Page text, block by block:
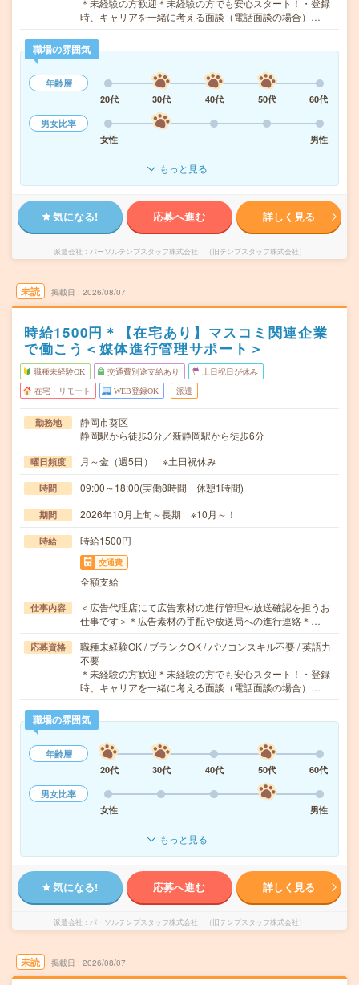
＊未経験の方歓迎＊未経験の方でも安心スタート！・登録
時、キャリアを一緒に考える面談（電話面談の場合）…
職場の雰囲気
年齢層
20代
30代 40代 50代
60代
男女比率
女性
男性
もっと見る
気になる! 応募へ進む 詳しく見る
派遣会社 パーソルテンプスタッフ株式会社 （旧テンプスタッフ株式会社）
未読 掲載日 2026/08/07
時給1500円＊【在宅あり】マスコミ関連企業
で働こう＜媒体進行管理サポート＞
職種未経験OK 交通費別途支給あり 土日祝日が休み
在宅・リモート WEB登録OK 派遣
勤務地
静岡市葵区
静岡駅から徒歩3分／新静岡駅から徒歩6分
曜日頻度 月～金（週5日） ※土日祝休み
時間 09:00～18:00(実働8時間 休憩1時間)
期間 2026年10月上旬～長期 ※10月～！
時給 時給1500円
交通費
全額支給
仕事内容
＜広告代理店にて広告素材の進行管理や放送確認を担うお
仕事です＞＊広告素材の手配や放送局への進行連絡＊…
応募資格
職種未経験OK / ブランクOK / パソコンスキル不要 / 英語力
不要
＊未経験の方歓迎＊未経験の方でも安心スタート！・登録
時、キャリアを一緒に考える面談（電話面談の場合）…
職場の雰囲気
年齢層
20代
30代 40代 50代
60代
男女比率
女性
男性
もっと見る
気になる! 応募へ進む 詳しく見る
派遣会社 パーソルテンプスタッフ株式会社 （旧テンプスタッフ株式会社）
未読 掲載日 2026/08/07